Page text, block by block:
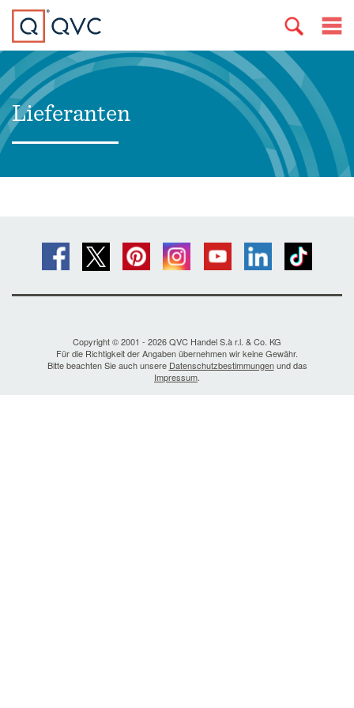
Lieferanten
Copyright © 2001 - 2026 QVC Handel S.à r.l. & Co. KG
Für die Richtigkeit der Angaben übernehmen wir keine Gewähr.
Bitte beachten Sie auch unsere Datenschutzbestimmungenund das
Impressum.